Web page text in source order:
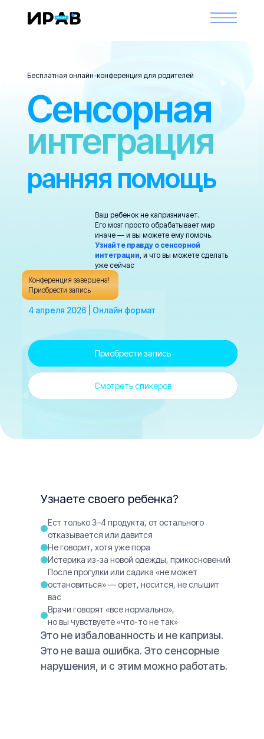
Приобрести запись
Смотреть спикеров
Сенсорная
интеграция
ранняя помощь
Ваш ребенок не капризничает.
Его мозг просто обрабатывает мир
иначе — и вы можете ему помочь.
Узнайте правду о сенсорной
интеграции, и что вы можете сделать
уже сейчас
Бесплатная онлайн-конференция для родителей
4 апреля 2026 | Онлайн формат
Конференция завершена!
Приобрести запись
Узнаете своего ребенка?
Ест только 3–4 продукта, от остального
отказывается или давится
Не говорит, хотя уже пора
Истерика из-за новой одежды, прикосновений
После прогулки или садика «не может
остановиться» — орет, носится, не слышит
вас
Врачи говорят «все нормально»,
но вы чувствуете «что-то не так»
Это не избалованность и не капризы.
Это не ваша ошибка. Это сенсорные
нарушения, и с этим можно работать.